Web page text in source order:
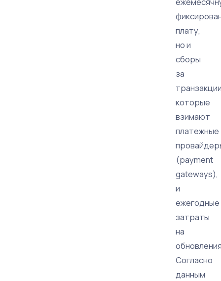
плату,
но и
сборы
за
которые
взимают
платежные
(payment
gateways),
и
ежегодные
затраты
на
Согласно
данным